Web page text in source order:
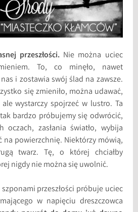
przeszłości. Nie można uciec
To, co minęło, nawet
i zostawia swój ślad na zawsze.
się zmieniło, można udawać,
wystarczy spojrzeć w lustro. Ta
bardzo próbujemy się odwrócić,
zasłania światło, wybija
na powierzchnię. Niektórzy mówią,
twarz. Tę, o której chciałby
nigdy nie można się uwolnić.
przeszłości próbuje uciec
w napięciu dreszczowca